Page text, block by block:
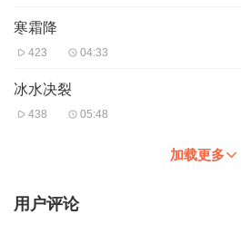
寒霜降
423 04:33
冰水决裂
438 05:48
加载更多
用户评论